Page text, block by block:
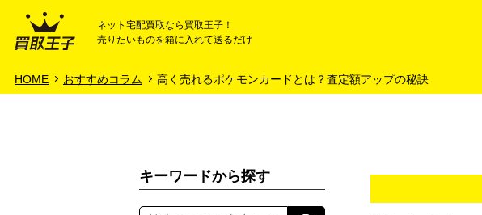
HOME
ネット宅配買取なら買取王子！
売りたいものを箱に入れて送るだけ
HOME おすすめコラム 高く売れるポケモンカードとは？査定額アップの秘訣
キーワードから探す